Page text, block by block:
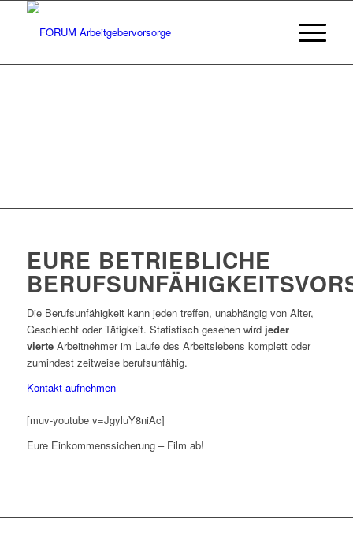
EURE BETRIEBLICHE
Die Berufsunfähigkeit kann jeden treffen, unabhängig von Alter,
Geschlecht oder Tätigkeit. Statistisch gesehen wird jeder
vierteArbeitnehmer im Laufe des Arbeitslebens komplett oder
zumindest zeitweise berufsunfähig.
Kontakt aufnehmen
[muv-youtube v=JgyluY8niAc]
Eure Einkommenssicherung – Film ab!